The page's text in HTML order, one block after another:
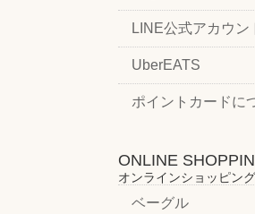
LINE公式アカウン
UberEATS
ポイントカードに
ONLINE
オンラインショッピング
ベーグル